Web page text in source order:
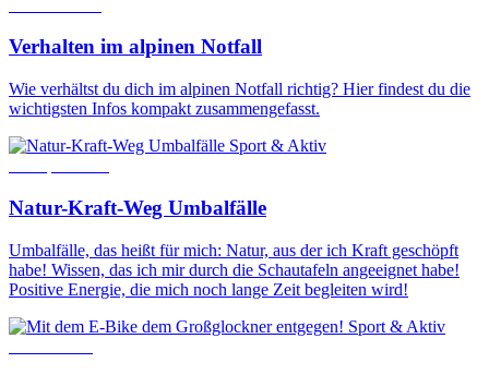
Verhalten im alpinen Notfall
Wie verhältst du dich im alpinen Notfall richtig? Hier findest du die
wichtigsten Infos kompakt zusammengefasst.
Sport & Aktiv
Natur-Kraft-Weg Umbalfälle
Umbalfälle, das heißt für mich: Natur, aus der ich Kraft geschöpft
habe! Wissen, das ich mir durch die Schautafeln angeeignet habe!
Positive Energie, die mich noch lange Zeit begleiten wird!
Sport & Aktiv